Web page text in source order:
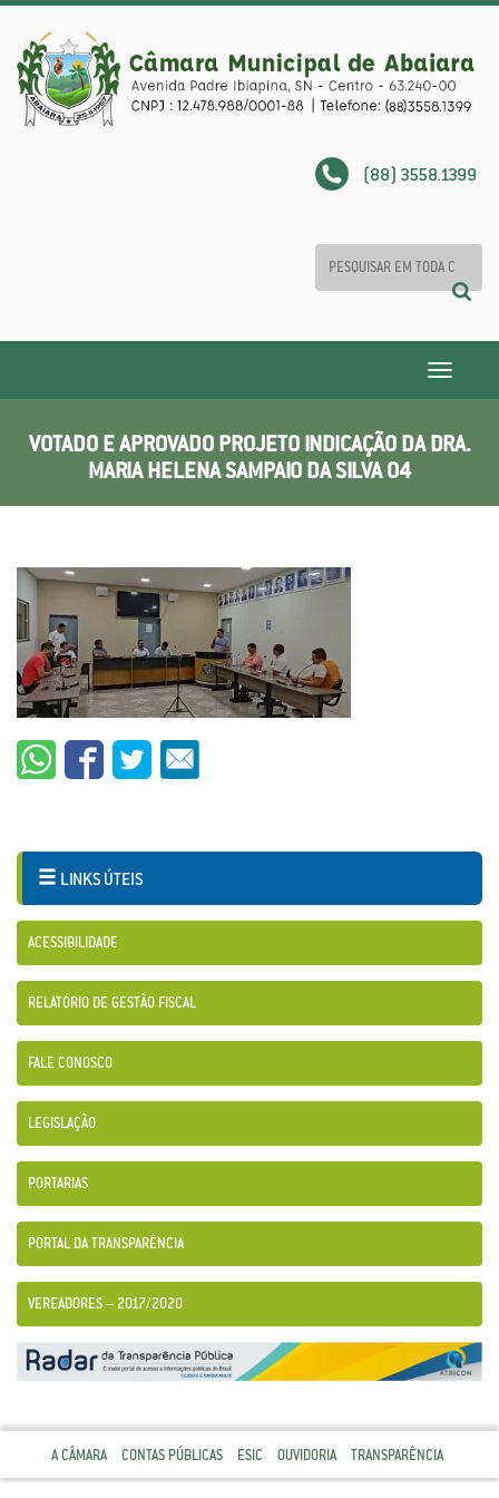
(88) 3558.1399
Toggle
VOTADO E APROVADO PROJETO INDICAÇÃO DA DRA.
MARIA HELENA SAMPAIO DA SILVA 04
LINKS ÚTEIS
ACESSIBILIDADE
RELATÓRIO DE GESTÃO FISCAL
FALE CONOSCO
LEGISLAÇÃO
PORTARIAS
PORTAL DA TRANSPARÊNCIA
VEREADORES – 2017/2020
A CÂMARA CONTAS PÚBLICAS ESIC OUVIDORIA TRANSPARÊNCIA